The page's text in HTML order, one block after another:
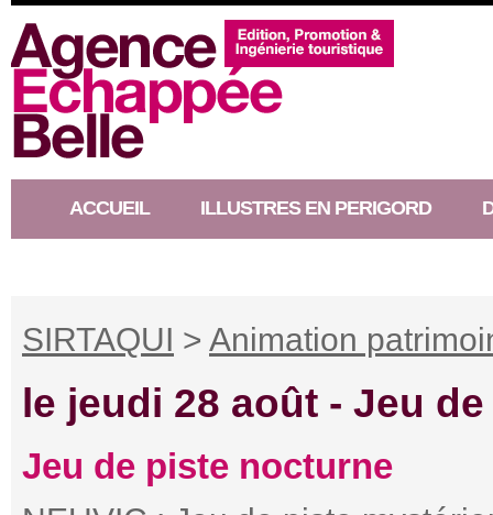
ACCUEIL ILLUSTRES EN PERIGORD
SIRTAQUI > Animation
le jeudi 28 août - Jeu
Jeu de piste nocturne